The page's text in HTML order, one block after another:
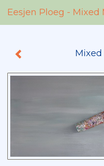
Eesjen Ploeg - Mixed
Mixed